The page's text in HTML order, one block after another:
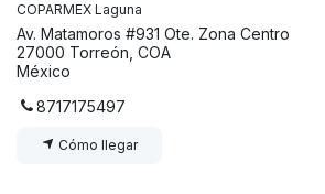
COPARMEX Laguna
Av. Matamoros #931 Ote. Zona Centro
27000 Torreón, COA
México
8717175497
Cómo llegar